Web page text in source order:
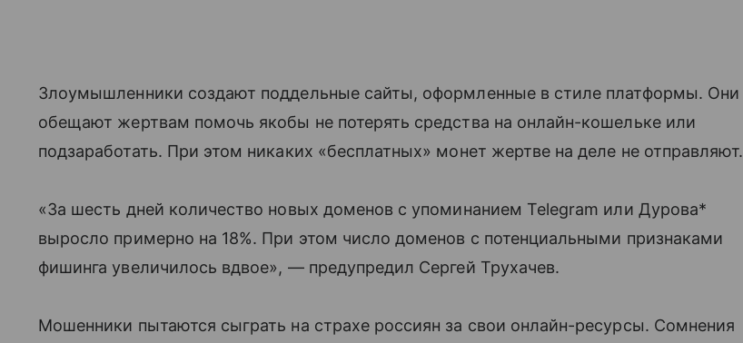
Злоумышленники создают поддельные сайты, оформленные в стиле платформы. Они
обещают жертвам помочь якобы не потерять средства на онлайн-кошельке или
подзаработать. При этом никаких «бесплатных» монет жертве на деле не отправляют.
«За шесть дней количество новых доменов с упоминанием Telegram или Дурова*
выросло примерно на 18%. При этом число доменов с потенциальными признаками
фишинга увеличилось вдвое», — предупредил Сергей Трухачев.
Мошенники пытаются сыграть на страхе россиян за свои онлайн-ресурсы. Сомнения